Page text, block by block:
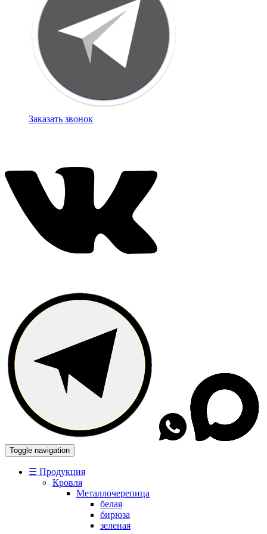
Заказать звонок
Toggle navigation
☰ Продукция
Кровля
Металлочерепица
белая
бирюза
зеленая